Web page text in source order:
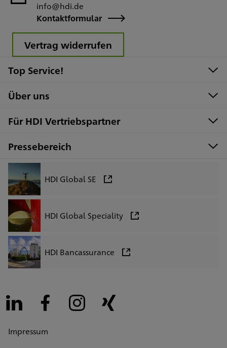
info@hdi.de
Kontaktformular
Vertrag widerrufen
Top Service!
Über uns
Für HDI Vertriebspartner
Pressebereich
HDI Global SE
HDI Global Speciality
HDI Bancassurance
LinkedIn Facebook Instagram
Impressum